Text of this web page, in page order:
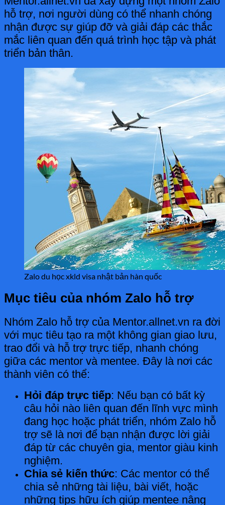
hỗ trợ, nơi người dùng có thể nhanh chóng
nhận được sự giúp đỡ và giải đáp các thắc
mắc liên quan đến quá trình học tập và phát
triển bản thân.
Zalo du học xkld visa nhật bản hàn quốc
Mục tiêu của nhóm Zalo hỗ trợ
Nhóm Zalo hỗ trợ của Mentor.allnet.vn ra đời
với mục tiêu tạo ra một không gian giao lưu,
trao đổi và hỗ trợ trực tiếp, nhanh chóng
giữa các mentor và mentee. Đây là nơi các
thành viên có thể:
Hỏi đáp trực tiếp: Nếu bạn có bất kỳ
câu hỏi nào liên quan đến lĩnh vực mình
đang học hoặc phát triển, nhóm Zalo hỗ
trợ sẽ là nơi để bạn nhận được lời giải
đáp từ các chuyên gia, mentor giàu kinh
nghiệm.
Chia sẻ kiến thức: Các mentor có thể
chia sẻ những tài liệu, bài viết, hoặc
những tips hữu ích giúp mentee nâng